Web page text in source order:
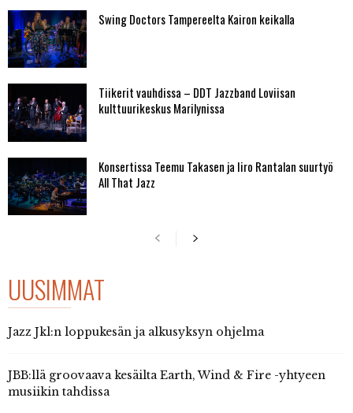
Swing Doctors Tampereelta Kairon keikalla
Tiikerit vauhdissa – DDT Jazzband Loviisan
kulttuurikeskus Marilynissa
Konsertissa Teemu Takasen ja Iiro Rantalan suurtyö
All That Jazz
UUSIMMAT
Jazz Jkl:n loppukesän ja alkusyksyn ohjelma
JBB:llä groovaava kesäilta Earth, Wind & Fire -yhtyeen
musiikin tahdissa